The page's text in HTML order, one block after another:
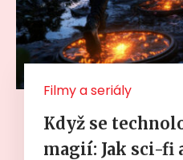
Filmy a seriály
Když se
magií: Jak sci-fi